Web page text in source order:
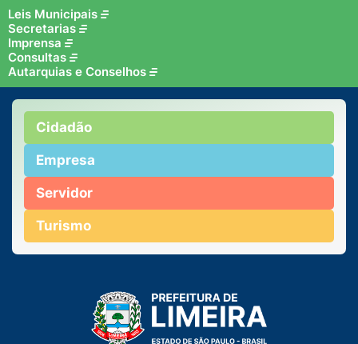
Leis Municipais
Secretarias
Imprensa
Consultas
Autarquias e Conselhos
Cidadão
Empresa
Servidor
Turismo